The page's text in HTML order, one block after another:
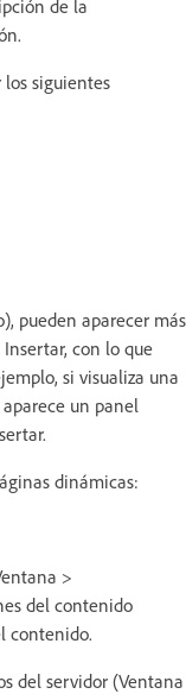
de la
siguientes
pueden aparecer más
con lo que
si visualiza una
un panel
dinámicas:
>
del contenido
contenido.
del servidor (Ventana